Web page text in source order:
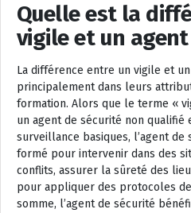
Quelle est la
vigile et un
La différence entre un vigile et
principalement dans leurs
formation. Alors que le terme «
un agent de sécurité non qualifié
surveillance basiques, l’agent
formé pour intervenir dans des
conflits, assurer la sûreté des
pour appliquer des protocoles
somme, l’agent de sécurité